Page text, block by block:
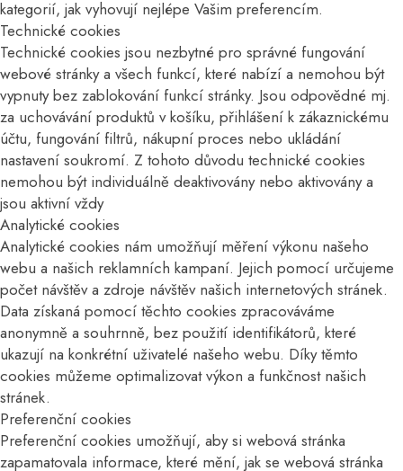
kategorií, jak vyhovují nejlépe Vašim preferencím.
Technické cookies
Technické cookies jsou nezbytné pro správné fungování
webové stránky a všech funkcí, které nabízí a nemohou být
vypnuty bez zablokování funkcí stránky. Jsou odpovědné mj.
za uchovávání produktů v košíku, přihlášení k zákaznickému
účtu, fungování filtrů, nákupní proces nebo ukládání
nastavení soukromí. Z tohoto důvodu technické cookies
nemohou být individuálně deaktivovány nebo aktivovány a
jsou aktivní vždy
Analytické cookies
Analytické cookies nám umožňují měření výkonu našeho
webu a našich reklamních kampaní. Jejich pomocí určujeme
počet návštěv a zdroje návštěv našich internetových stránek.
Data získaná pomocí těchto cookies zpracováváme
anonymně a souhrnně, bez použití identifikátorů, které
ukazují na konkrétní uživatelé našeho webu. Díky těmto
cookies můžeme optimalizovat výkon a funkčnost našich
stránek.
Preferenční cookies
Preferenční cookies umožňují, aby si webová stránka
zapamatovala informace, které mění, jak se webová stránka